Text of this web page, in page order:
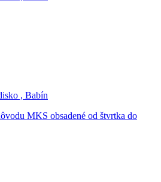
, Babín
MKS obsadené od štvrtka do